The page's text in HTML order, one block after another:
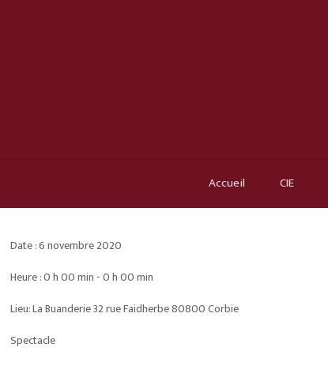
Accueil CIE
Date :6 novembre 2020
Heure :0 h 00 min - 0 h 00 min
Lieu:La Buanderie 32 rue Faidherbe 80800 Corbie
Spectacle